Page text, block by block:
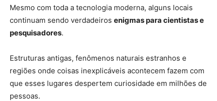
Mesmo com toda a tecnologia moderna, alguns locais
continuam sendo verdadeiros enigmas para cientistas e
pesquisadores.
Estruturas antigas, fenômenos naturais estranhos e
regiões onde coisas inexplicáveis acontecem fazem com
que esses lugares despertem curiosidade em milhões de
pessoas.